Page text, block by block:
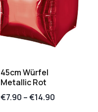
45cm Würfel
Metallic Rot
€7.90 –€14.90